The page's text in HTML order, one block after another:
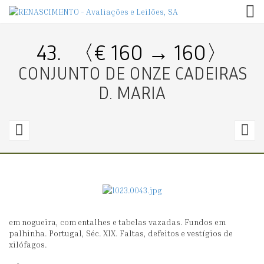
43. 〈€ 160 → 160〉
CONJUNTO DE ONZE CADEIRAS
D. MARIA
〈€
CONJUNTO
DE
em nogueira, com entalhes e tabelas vazadas. Fundos em
palhinha. Portugal, Séc. XIX. Faltas, defeitos e vestígios de
xilófagos.